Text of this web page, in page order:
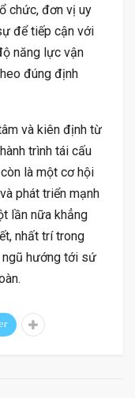
chức, đơn vị uy
để tiếp cận với
năng lực vận
đúng định
và kiên định từ
trình tái cấu
là một cơ hội
phát triển mạnh
lần nữa khẳng
nhất trí trong
ngũ hướng tới sứ